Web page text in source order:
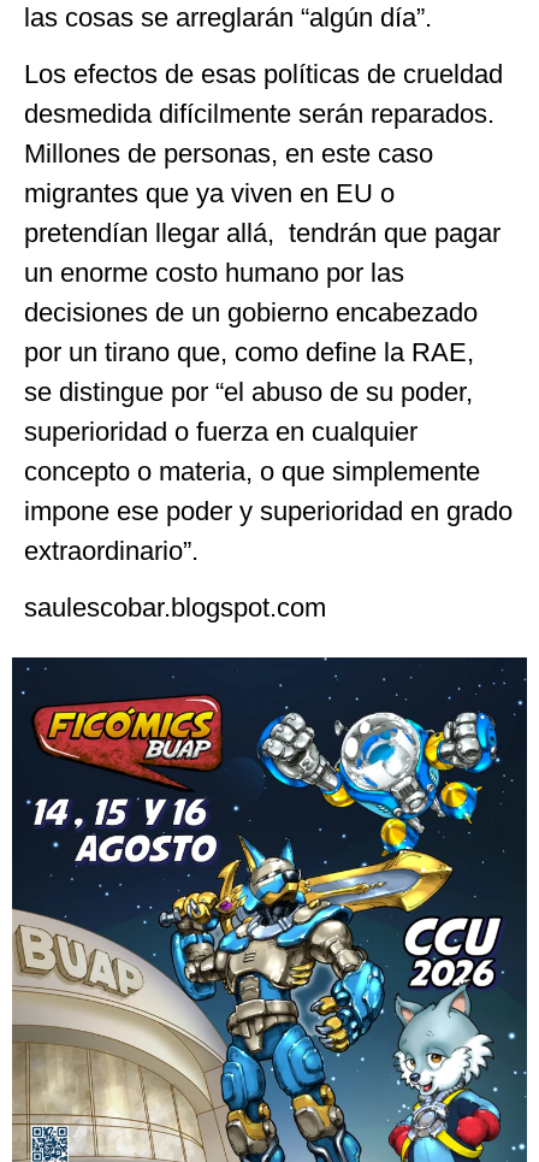
las cosas se arreglarán “algún día”.
Los efectos de esas políticas de crueldad
desmedida difícilmente serán reparados.
Millones de personas, en este caso
migrantes que ya viven en EU o
pretendían llegar allá, tendrán que pagar
un enorme costo humano por las
decisiones de un gobierno encabezado
por un tirano que, como define la RAE,
se distingue por “el abuso de su poder,
superioridad o fuerza en cualquier
concepto o materia, o que simplemente
impone ese poder y superioridad en grado
extraordinario”.
saulescobar.blogspot.com